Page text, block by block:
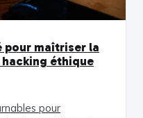
pour maîtriser la
éthique
pour